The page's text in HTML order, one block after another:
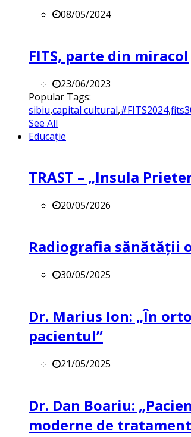
08/05/2024
FITS, parte din miracol
23/06/2023
Popular Tags:
sibiu,capital cultural,#FITS2024,
See All
Educație
TRAST – „Insula
20/05/2026
Radiografia sănătății
30/05/2025
Dr. Marius Ion: „În
pacientul”
21/05/2025
Dr. Dan Boariu:
moderne de